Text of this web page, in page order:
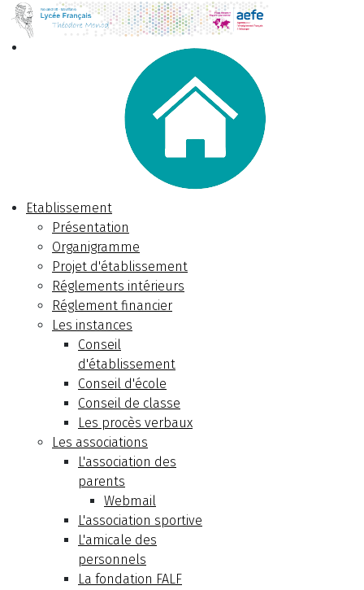
Etablissement
Présentation
Organigramme
Projet d'établissement
Réglements intérieurs
Réglement financier
Les instances
Conseil
d'établissement
Conseil d'école
Conseil de classe
Les procès verbaux
Les associations
L'association des
parents
Webmail
L'association sportive
L'amicale des
personnels
La fondation FALF